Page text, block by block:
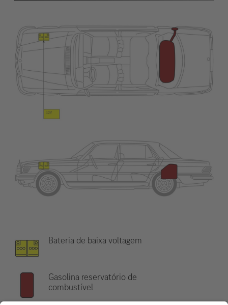
Bateria de baixa voltagem
Gasolina reservatório de
combustível